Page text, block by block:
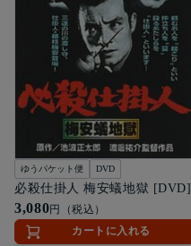
ゆうパケット便 DVD
必殺仕掛人 梅安蟻地獄 [DVD]
3,080円（税込）
カートに入れる